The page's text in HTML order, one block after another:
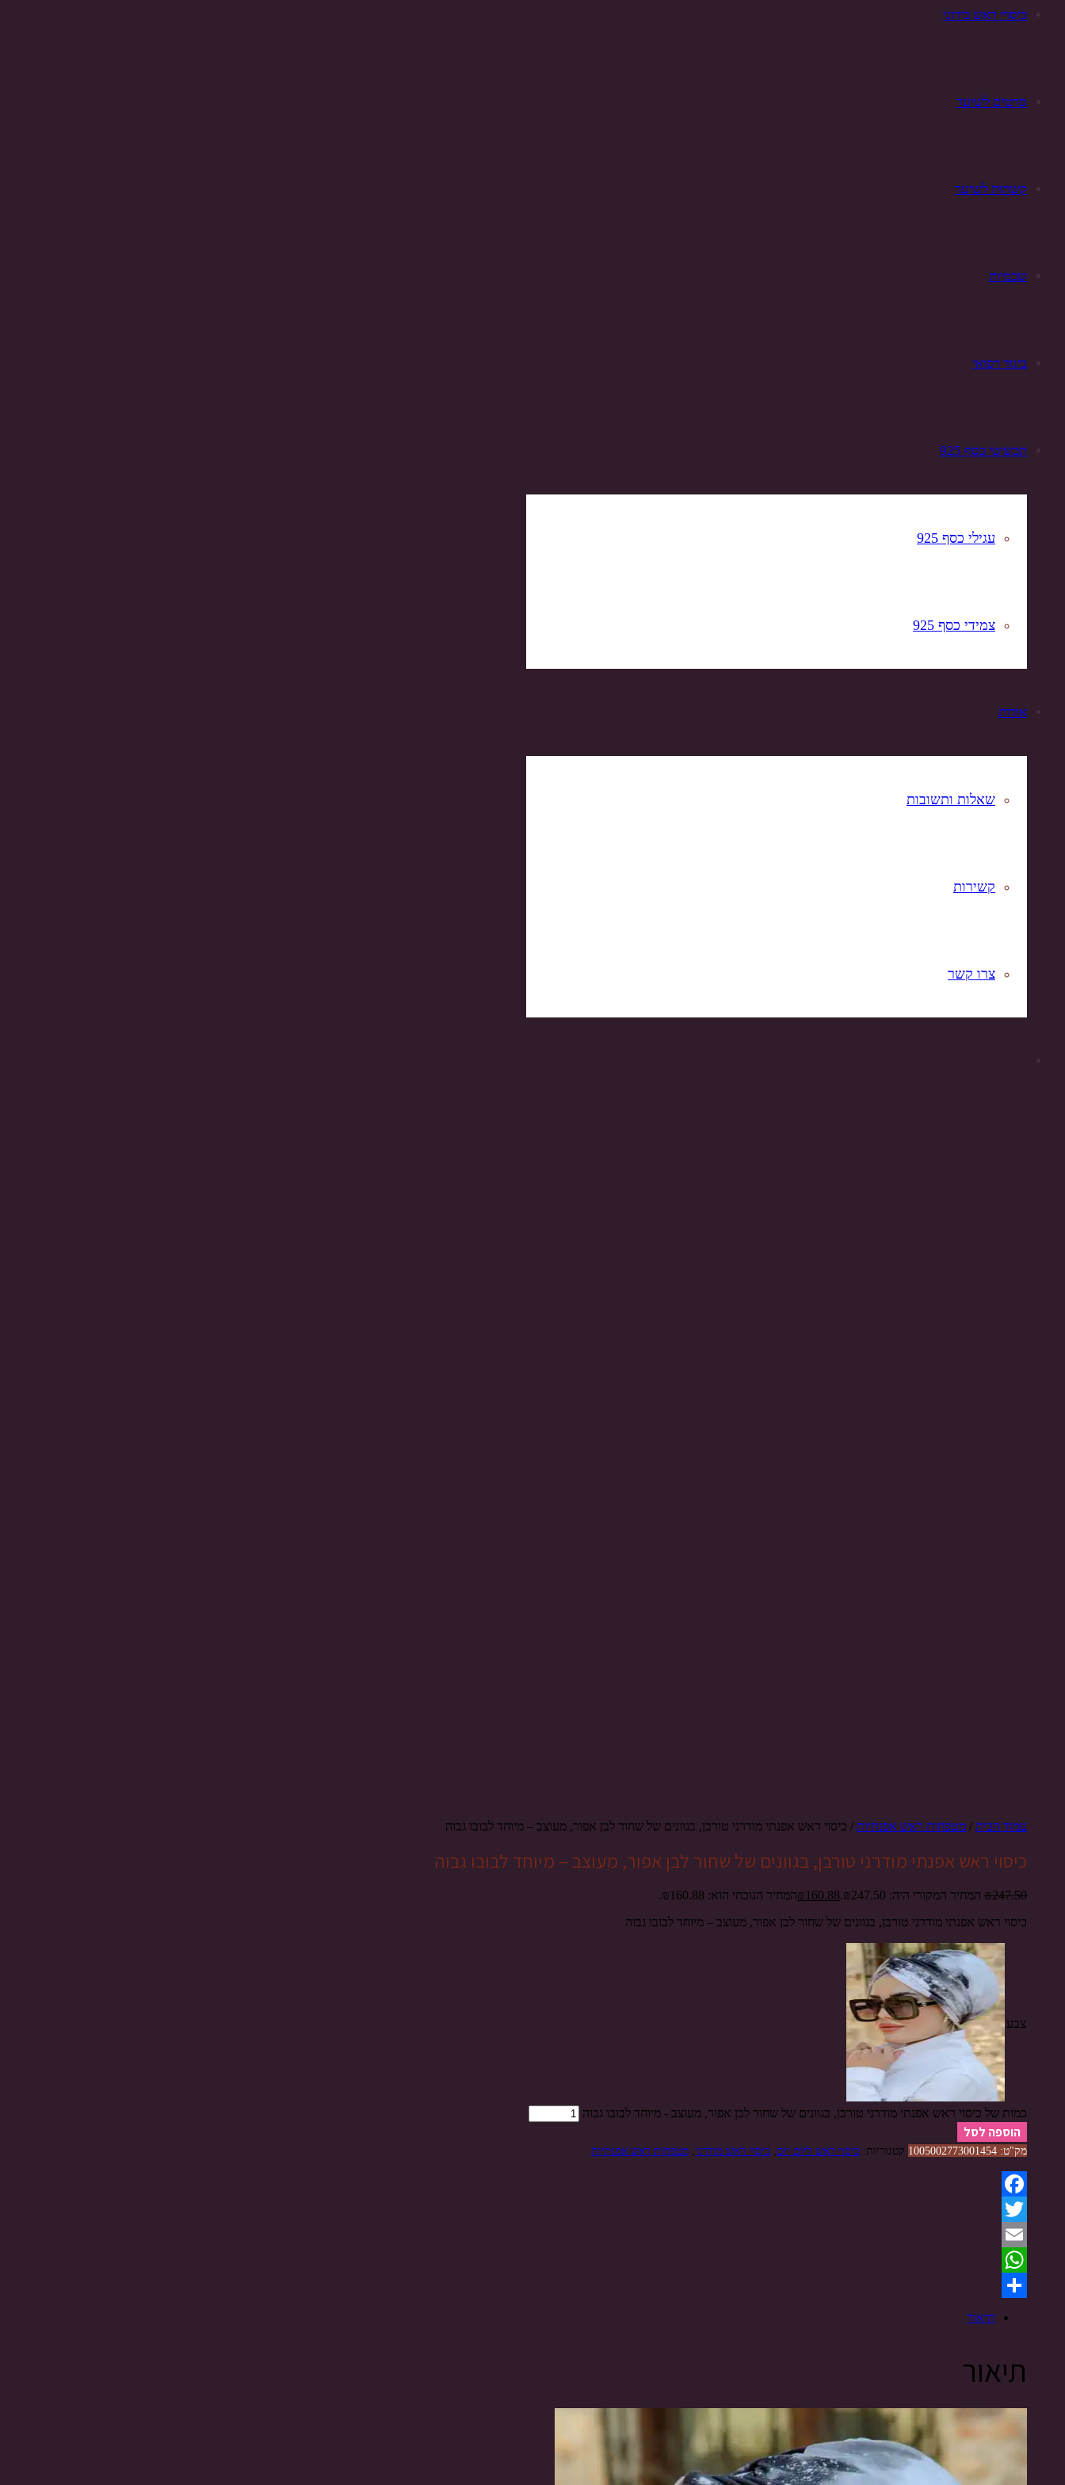
כיסויי ראש כירוגי
סרטים לשיער
קשתות לשיער
שכמיות
ביגוד רפואי
תכשיטי כסף 925
עגילי כסף 925
צמידי כסף 925
אודות
שאלות ותשובות
קשירות
צרו קשר
עמוד הבית/ מטפחות ראש אפנתיות/ כיסוי ראש אפנתי מודרני טורבן, בגוונים של שחור לבן אפור, מעוצב – מיוחד לבובו גבוה
כיסוי ראש אפנתי מודרני טורבן, בגוונים של שחור לבן אפור, מעוצב – מיוחד לבובו גבוה
₪247.50 המחיר המקורי היה: ₪247.50. ₪160.88
המחיר הנוכחי הוא: ₪160.88.
כיסוי ראש אפנתי מודרני טורבן, בגוונים של שחור לבן אפור, מעוצב – מיוחד לבובו גבוה
צבע
כמות של כיסוי ראש אפנתי מודרני טורבן, בגוונים של שחור לבן אפור, מעוצב - מיוחד לבובו גבוה
הוספה לסל
מק"ט: 1005002773001454 קטגוריות: כיסוי ראש ליום יום כיסוי ראש מודרני, מטפחות ראש אפנתיות
Facebook
Twitter
Email
WhatsApp
תיאור
תיאור